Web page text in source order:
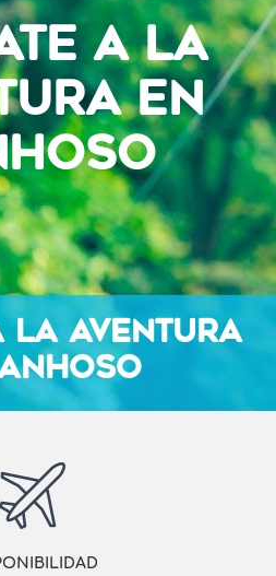
A LA
EN
LA AVENTURA